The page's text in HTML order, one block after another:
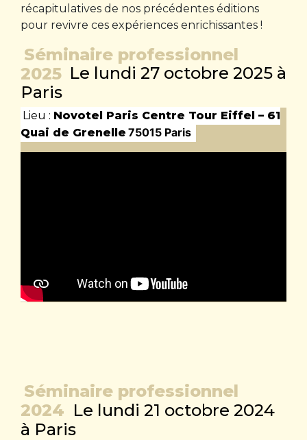
récapitulatives de nos précédentes éditions
pour revivre ces expériences enrichissantes !
Séminaire professionnel
2025 Le lundi 27 octobre 2025 à
Paris
Lieu : Novotel Paris Centre Tour Eiffel – 61
Quai de Grenelle 75015 Paris
Séminaire professionnel
2024 Le lundi 21 octobre 2024
à Paris